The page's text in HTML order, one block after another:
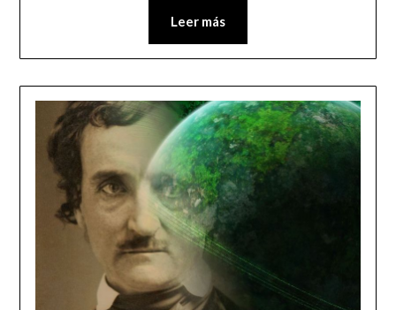
Leer más